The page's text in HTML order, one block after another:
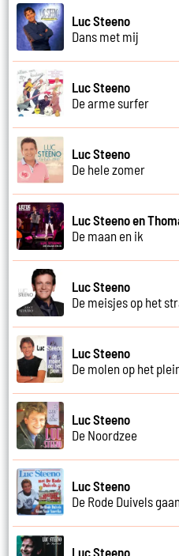
Luc Steeno
Dans met mij
Luc Steeno
De arme surfer
Luc Steeno
De hele zomer
Luc Steeno en
De maan en ik
Luc Steeno
De meisjes op het
Luc Steeno
De molen op het
Luc Steeno
De Noordzee
Luc Steeno
De Rode Duivels
Luc Steeno